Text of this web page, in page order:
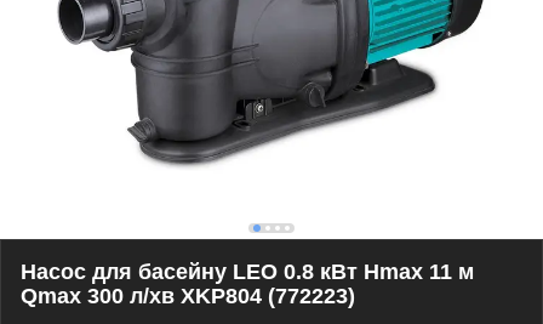
Насос для басейну LEO 0.8 кВт Hmax 11 м
Qmax 300 л/хв XKP804 (772223)